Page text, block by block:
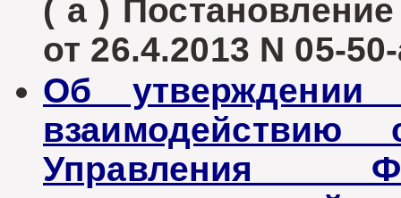
( а )
от 26.4.2013 N 05-
Об утверждении
Управления